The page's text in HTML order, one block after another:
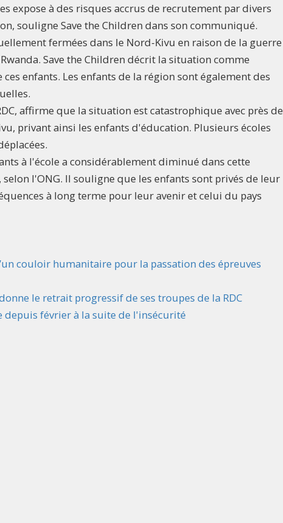
expose à des risques accrus de recrutement par divers
souligne Save the Children dans son communiqué.
fermées dans le Nord-Kivu en raison de la guerre
Save the Children décrit la situation comme
enfants. Les enfants de la région sont également des
affirme que la situation est catastrophique avec près de
privant ainsi les enfants d'éducation. Plusieurs écoles
à l'école a considérablement diminué dans cette
l'ONG. Il souligne que les enfants sont privés de leur
à long terme pour leur avenir et celui du pays
couloir humanitaire pour la passation des épreuves
le retrait progressif de ses troupes de la RDC
depuis février à la suite de l'insécurité